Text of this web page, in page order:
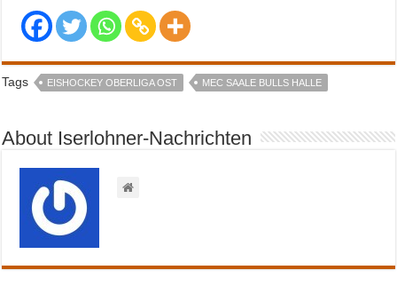
Tags EISHOCKEY OBERLIGA OST MEC SAALE BULLS HALLE
About Iserlohner-Nachrichten